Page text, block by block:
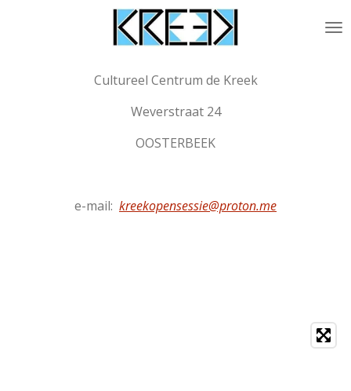
Cultureel Centrum de Kreek
Weverstraat 24
OOSTERBEEK
e-mail: kreekopensessie@proton.me